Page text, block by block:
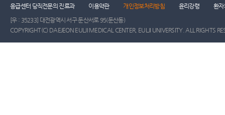
응급센터 당직전문의 진료과 이용약관 개인정보처리방침 윤리강령
환자
[우 : 35233] 대전광역시 서구 둔산서로 95(둔산동)
COPYRIGHT(C) DAEJEON EULJI MEDICAL CENTER, EULJI UNIVERSITY. ALL RIGHTS